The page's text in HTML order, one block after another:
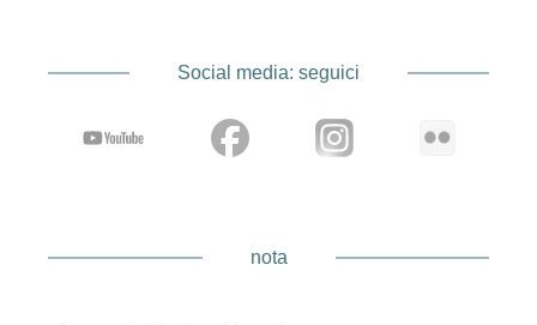
Social media: seguici
nota